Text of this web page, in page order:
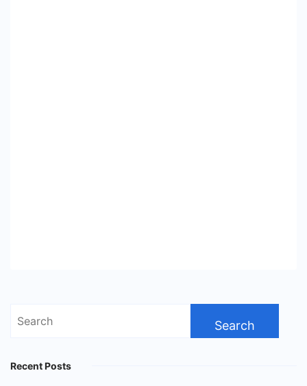
Search
Recent Posts